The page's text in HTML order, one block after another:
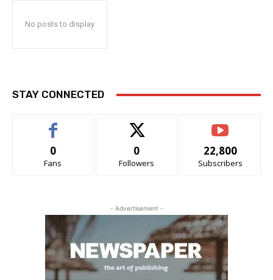
No posts to display
STAY CONNECTED
0
Fans
0
Followers
22,800
Subscribers
- Advertisement -